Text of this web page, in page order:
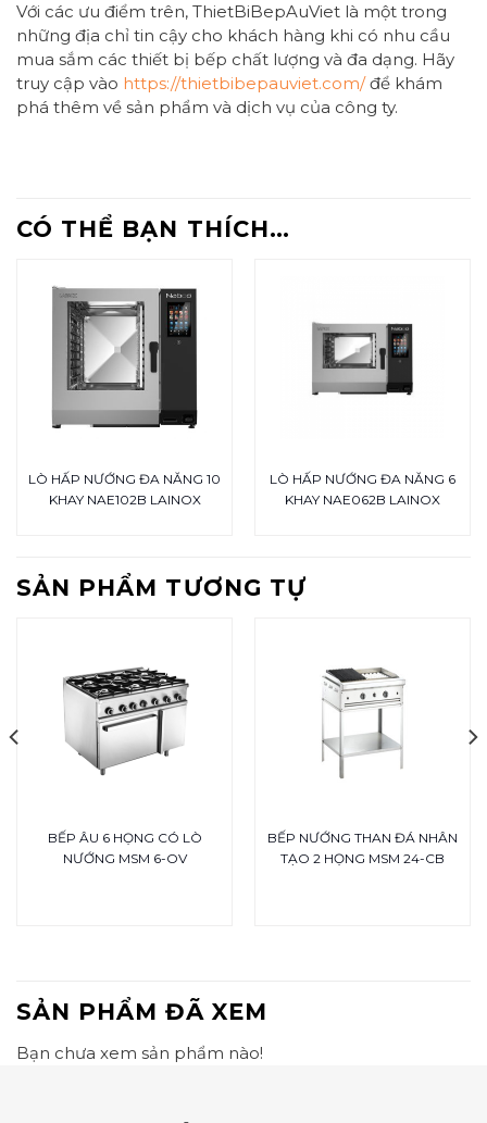
Với các ưu điểm trên, ThietBiBepAuViet là một trong
những địa chỉ tin cậy cho khách hàng khi có nhu cầu
mua sắm các thiết bị bếp chất lượng và đa dạng. Hãy
truy cập vào https://thietbibepauviet.com/để khám
phá thêm về sản phẩm và dịch vụ của công ty.
CÓ THỂ BẠN THÍCH…
LÒ HẤP NƯỚNG ĐA NĂNG 10
KHAY NAE102B LAINOX
LÒ HẤP NƯỚNG ĐA NĂNG 6
KHAY NAE062B LAINOX
SẢN PHẨM TƯƠNG TỰ
BẾP ÂU 6 HỌNG CÓ LÒ
NƯỚNG MSM 6-OV
BẾP NƯỚNG THAN ĐÁ NHÂN
TẠO 2 HỌNG MSM 24-CB
SẢN PHẨM ĐÃ XEM
Bạn chưa xem sản phẩm nào!